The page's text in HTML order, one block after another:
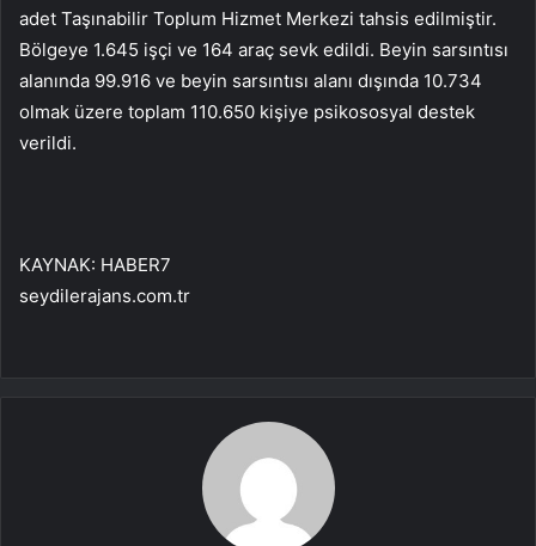
adet Taşınabilir Toplum Hizmet Merkezi tahsis edilmiştir.
Bölgeye 1.645 işçi ve 164 araç sevk edildi. Beyin sarsıntısı
alanında 99.916 ve beyin sarsıntısı alanı dışında 10.734
olmak üzere toplam 110.650 kişiye psikososyal destek
verildi.
KAYNAK: HABER7
seydilerajans.com.tr